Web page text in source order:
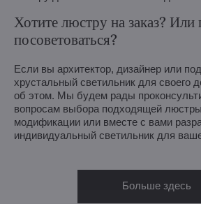
Хотите люстру на заказ? Или
посоветоваться?
Если вы архитектор, дизайнер или
хрустальный светильник для своего
об этом. Мы будем рады
вопросам выбора подходящей
модификации или вместе с вами
индивидуальный светильник для
Больше здесь